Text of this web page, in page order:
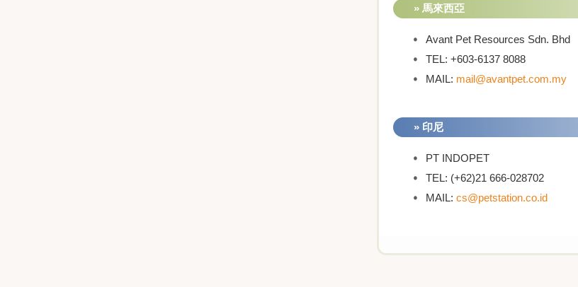
» 馬來西亞
Avant Pet Resources Sdn. Bhd
TEL: +603-6137 8088
MAIL: mail@avantpet.com.my
» 印尼
PT INDOPET
TEL: (+62)21 666-028702
MAIL:cs@petstation.co.id